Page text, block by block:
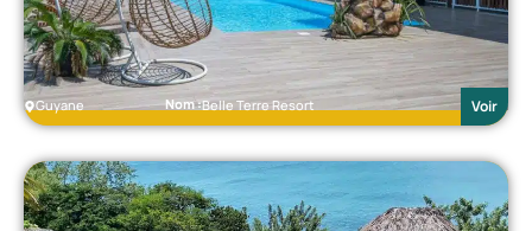
Guyane Nom :Belle Terre Resort Voir